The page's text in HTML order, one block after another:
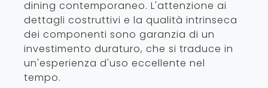
dining contemporaneo. L'attenzione ai
dettagli costruttivi e la qualità intrinseca
dei componenti sono garanzia di un
investimento duraturo, che si traduce in
un'esperienza d'uso eccellente nel
tempo.